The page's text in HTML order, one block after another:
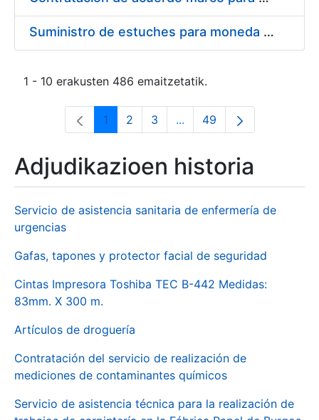
Suministro de estuches para moneda de 30 €
1 - 10 erakusten 486 emaitzetatik.
Orrialdea
1 Orrialdea
2 Orrialdea
3 ...Intermediate Pages Use
Orrialdea
49
Adjudikazioen historia
Servicio de asistencia sanitaria de enfermería de
urgencias
Gafas, tapones y protector facial de seguridad
Cintas Impresora Toshiba TEC B-442 Medidas:
83mm. X 300 m.
Artículos de droguería
Contratación del servicio de realización de
mediciones de contaminantes químicos
Servicio de asistencia técnica para la realización de